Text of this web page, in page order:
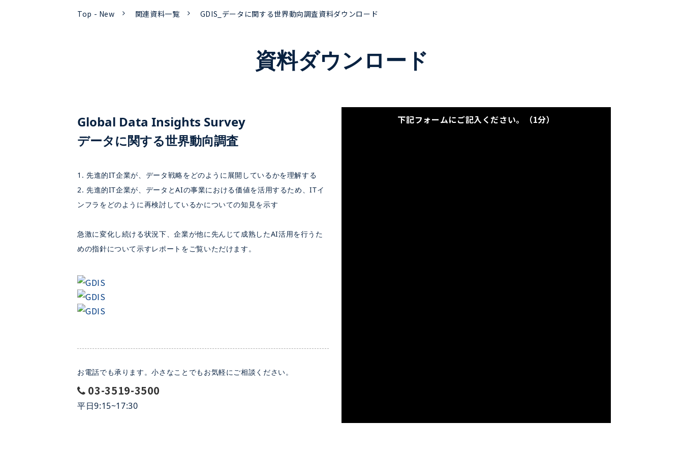
Top - New 関連資料一覧 GDIS_データに関する世界動向調査資料ダウンロード
資料ダウンロード
Global Data Insights Survey
データに関する世界動向調査
1. 先進的IT企業が、データ戦略をどのように展開しているかを理解する
2. 先進的IT企業が、データとAIの事業における価値を活用するため、ITイ
ンフラをどのように再検討しているかについての知見を示す
急激に変化し続ける状況下、企業が他に先んじて成熟したAI活用を行うた
めの指針について示すレポートをご覧いただけます。
お電話でも承ります。小さなことでもお気軽にご相談ください。
03-3519-3500
平日9:15~17:30
下記フォームにご記入ください。（1分）